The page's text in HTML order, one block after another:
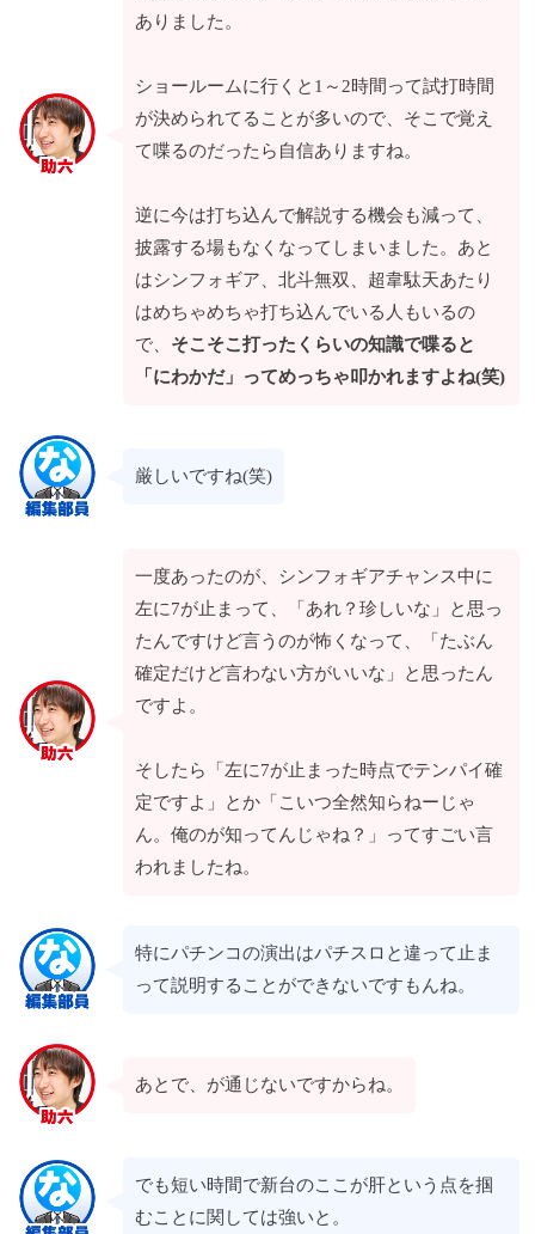
ありました。
ショールームに行くと1～2時間って試打時間
が決められてることが多いので、そこで覚え
て喋るのだったら自信ありますね。
逆に今は打ち込んで解説する機会も減って、
披露する場もなくなってしまいました。あと
はシンフォギア、北斗無双、超韋駄天あたり
はめちゃめちゃ打ち込んでいる人もいるの
で、 そこそこ打ったくらいの知識で喋ると
「にわかだ」ってめっちゃ叩かれますよね(笑)
厳しいですね(笑)
一度あったのが、シンフォギアチャンス中に
左に7が止まって、「あれ？珍しいな」と思っ
たんですけど言うのが怖くなって、「たぶん
確定だけど言わない方がいいな」と思ったん
ですよ。
そしたら「左に7が止まった時点でテンパイ確
定ですよ」とか「こいつ全然知らねーじゃ
ん。俺のが知ってんじゃね？」ってすごい言
われましたね。
特にパチンコの演出はパチスロと違って止ま
って説明することができないですもんね。
あとで、が通じないですからね。
でも短い時間で新台のここが肝という点を掴
むことに関しては強いと。